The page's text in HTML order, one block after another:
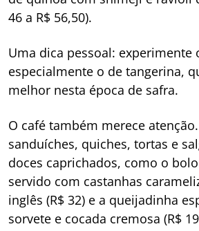
46 a R$ 56,50).
Uma dica pessoal: experimente
especialmente o de tangerina,
melhor nesta época de safra.
O café também merece
sanduíches, quiches, tortas e
doces caprichados, como o
servido com castanhas
inglês (R$ 32) e a queijadinha
sorvete e cocada cremosa (R$